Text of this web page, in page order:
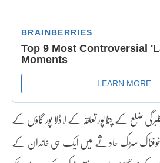
کلبرگی ضلع کے چتّا پور تعلقہ کے لاڈلا پور گاؤں کے
سڑک حادثے میں ایک ہی خاندان کے